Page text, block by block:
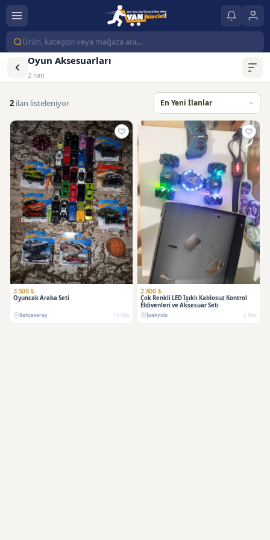
Oyun Aksesuarları
2 ilan
2 ilan listeleniyor
3.500 ₺
Oyuncak Araba Seti
Bahçesaray 18 May
2.800 ₺
Çok Renkli LED Işıklı Kablosuz Kontrol
Eldivenleri ve Aksesuar Seti
İpekyolu 2 May